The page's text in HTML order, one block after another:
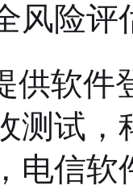
风险评
供软件
测试，
电信软